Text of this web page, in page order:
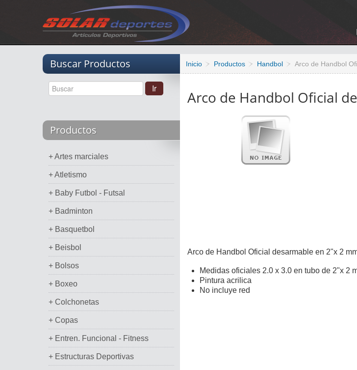
Buscar Productos
Productos
+ Artes marciales
+ Atletismo
+ Baby Futbol - Futsal
+ Badminton
+ Basquetbol
+ Beisbol
+ Bolsos
+ Boxeo
+ Colchonetas
+ Copas
+ Entren. Funcional - Fitness
+ Estructuras Deportivas
Inicio Productos Handbol Arco de Handbol
Arco de Handbol Oficial
Arco de Handbol Oficial desarmable en 2"x 2
Medidas oficiales 2.0 x 3.0 en tubo de 2"x 2
Pintura acrilica
No incluye red